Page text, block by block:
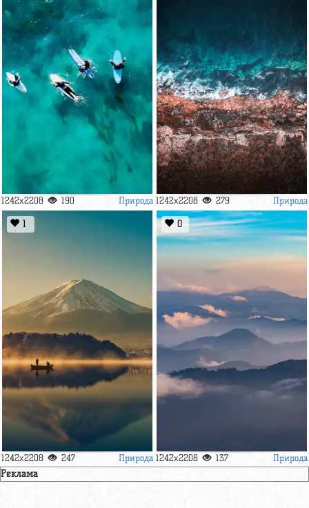
1242x2208 190 Природа 1242x2208 279 Природа
1
1242x2208 247 Природа
0
1242x2208 137 Природа
Реклама